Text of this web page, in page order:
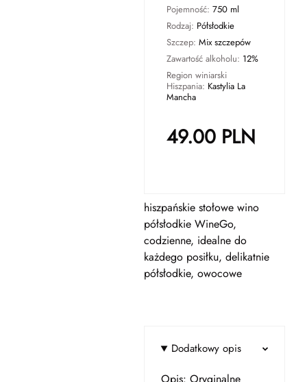
Pojemność: 750 ml
Rodzaj: Półsłodkie
Szczep: Mix szczepów
Zawartość alkoholu: 12%
Region winiarski
Hiszpania: Kastylia La
Mancha
49.00PLN
hiszpańskie stołowe wino
półsłodkie WineGo,
codzienne, idealne do
każdego posiłku, delikatnie
półsłodkie, owocowe
Dodatkowy opis